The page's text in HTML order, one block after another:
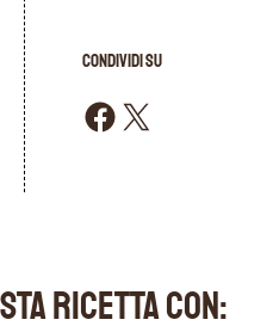
CONDIVIDI SU
Condividi su Facebook Condividi su X
RICETTA CON: